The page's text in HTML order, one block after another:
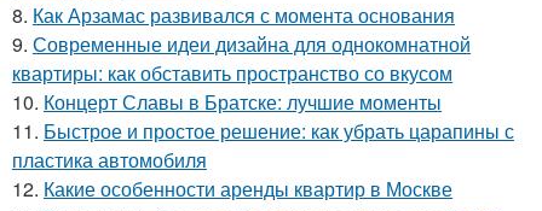
8. Как Арзамас развивался с момента основания
9. Современные идеи дизайна для однокомнатной
квартиры: как обставить пространство со вкусом
10. Концерт Славы в Братске: лучшие моменты
11. Быстрое и простое решение: как убрать царапины с
пластика автомобиля
12. Какие особенности аренды квартир в Москве